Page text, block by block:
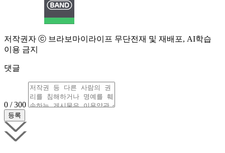
저작권자 ⓒ 브라보마이라이프 무단전재 및 재배포, AI학습
이용 금지
댓글
0 / 300